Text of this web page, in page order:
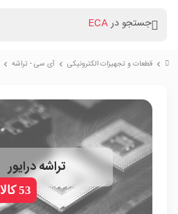
جستجو درECA
chevron_right قطعات و تجهیزات الکترونیکی chevron_right آی سی - تراشه chevron_right
تراشه درایور
53 کالا